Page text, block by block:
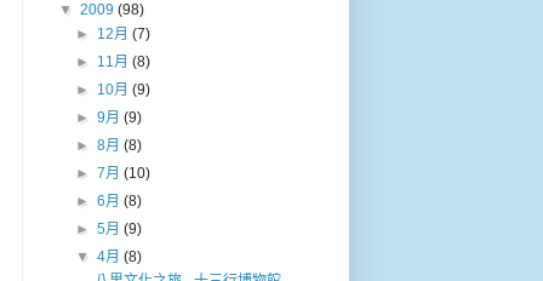
▼ 2009 (98)
► 12月(7)
► 11月(8)
► 10月(9)
►9月(9)
►8月(8)
►7月(10)
►6月(8)
►5月(9)
▼4月(8)